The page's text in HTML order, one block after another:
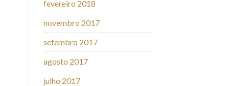
fevereiro 2018
novembro 2017
setembro 2017
agosto 2017
julho 2017